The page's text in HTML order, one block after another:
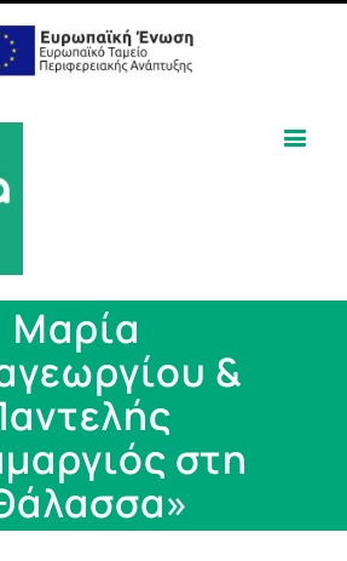
Μαρία
&
στη